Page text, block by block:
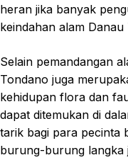
heran jika banyak
keindahan alam Danau
Selain pemandangan
Tondano juga
kehidupan flora dan
dapat ditemukan di
tarik bagi para pecinta
burung-burung langka